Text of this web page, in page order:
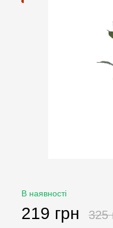
В наявності
219 грн 325